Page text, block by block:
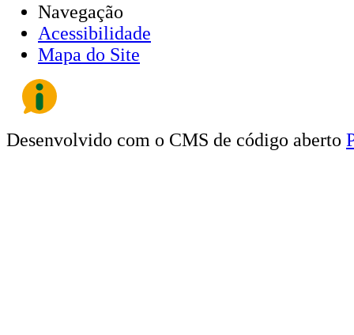
Navegação
Acessibilidade
Mapa do Site
Desenvolvido com o CMS de código aberto